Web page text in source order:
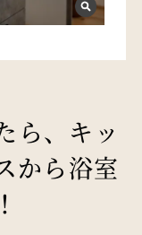
ら、キッ
から浴室